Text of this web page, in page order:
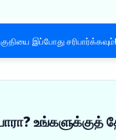
இப்போது சரிபார்க்கவும்!